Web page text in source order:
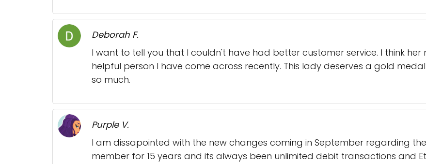
Deborah F.
I want to tell you that I couldn't have had better customer service. I think her
helpful person I have come across recently. This lady deserves a gold
so much.
Purple V.
I am dissapointed with the new changes coming in September regarding
member for 15 years and its always been unlimited debit transactions and